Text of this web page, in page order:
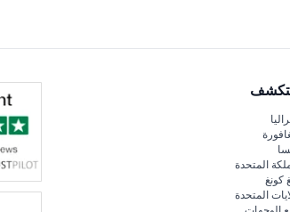
المتحدة
كونغ
المتحدة